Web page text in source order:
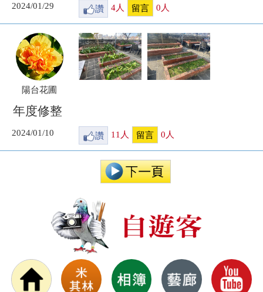
2024/01/29 讚 4人 留言 0 人
陽台花圃
年度修整
2024/01/10 讚 11 人 留言 0 人